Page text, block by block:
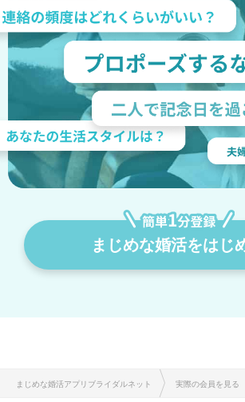
まじめな婚活をはじ
まじめな婚活アプリブライダルネット 実際の会員を見る